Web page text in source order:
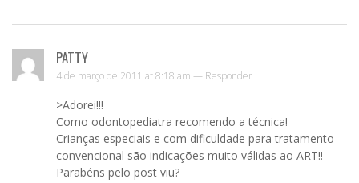
PATTY
4 de março de 2011 at 8:18 am — Responder
>Adorei!!!
Como odontopediatra recomendo a técnica!
Crianças especiais e com dificuldade para tratamento
convencional são indicações muito válidas ao ART!!
Parabéns pelo post viu?